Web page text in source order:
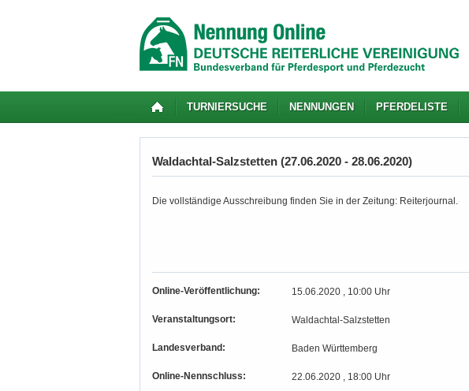
TURNIERSUCHE NENNUNGEN PFERDELISTE
Waldachtal-Salzstetten (27.06.2020 - 28.06.2020)
Die vollständige Ausschreibung finden Sie in der Zeitung: Reiterjournal.
Online-Veröffentlichung: 15.06.2020 , 10:00 Uhr
Veranstaltungsort: Waldachtal-Salzstetten
Landesverband: Baden Württemberg
Online-Nennschluss: 22.06.2020 , 18:00 Uhr